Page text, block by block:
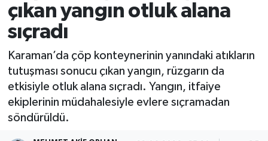
çıkan yangın otluk alana
sıçradı
Karaman’da çöp konteynerinin yanındaki atıkların
tutuşması sonucu çıkan yangın, rüzgarın da
etkisiyle otluk alana sıçradı. Yangın, itfaiye
ekiplerinin müdahalesiyle evlere sıçramadan
söndürüldü.
Vefat Edenler